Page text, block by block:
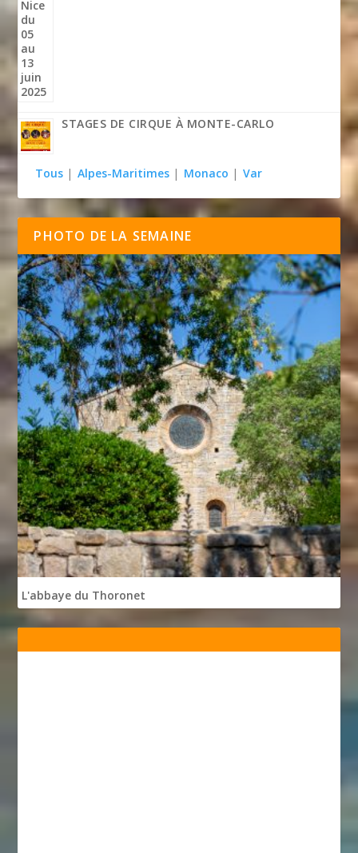
STAGES DE CIRQUE À MONTE-CARLO
Tous | Alpes-Maritimes | Monaco | Var
PHOTO DE LA SEMAINE
L'abbaye du Thoronet